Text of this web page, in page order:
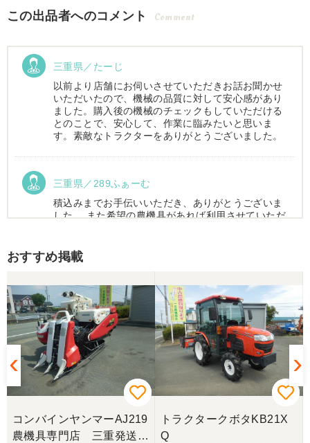
この出品者へのコメント Comment
三重県／たーじ
以前より店舗にお伺いさせていただきお話お聞かせ
いただいたので、機械の品質に対して安心感があり
ました。購入後の機械のチェックもしていただける
とのことで、安心して、作業に臨みたいと思いま
す。素敵なトラクターをありがとうございました。
三重県／289ふぁーむ
積込みまでお手伝いいただき、ありがとうございま
した。 また希望の農機具があれば利用させていただ
この度はお世話になりました。また、機会があれば
よろしくお願いします。
三重県／ユウスケ
購入から引き取りまでスムーズでした。ありがとう
ございました。
三重県／
おすすめ掲載
コンバインヤンマーAJ219
農機具専門店 三重発送整
トラクタークボタKB21X
Q